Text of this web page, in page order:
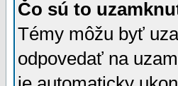
Čo sú to
Témy môžu byť
odpovedať na